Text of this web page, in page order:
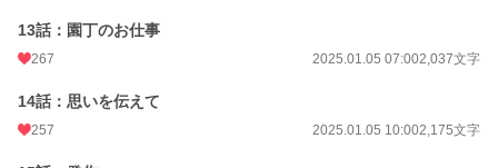
13話：園丁のお仕事
267 2025.01.05 07:002,037文字
14話：思いを伝えて
257 2025.01.05 10:002,175文字